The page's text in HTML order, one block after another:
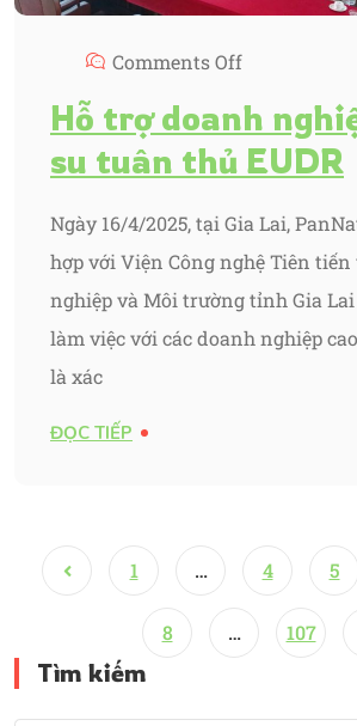
Comments Off
Hỗ trợ doanh
su tuân thủ EUDR
Ngày 16/4/2025, tại Gia Lai,
hợp với Viện Công nghệ Tiên tiến
nghiệp và Môi trường tỉnh Gia
làm việc với các doanh nghiệp
là xác
ĐỌC TIẾP
1 … 4 5
8 … 107
Tìm kiếm